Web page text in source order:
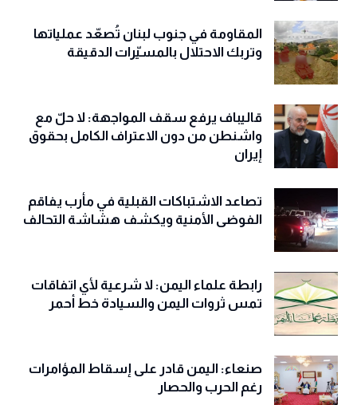
المقاومة في جنوب لبنان تُصعّد عملياتها
وتربك الاحتلال بالمسيّرات الدقيقة
قاليباف يرفع سقف المواجهة: لا حلّ مع
واشنطن من دون الاعتراف الكامل بحقوق
إيران
تصاعد الاشتباكات القبلية في مأرب يفاقم
الفوضى الأمنية ويكشف هشاشة التحالف
رابطة علماء اليمن: لا شرعية لأي اتفاقات
تمس ثروات اليمن والسيادة خط أحمر
صنعاء: اليمن قادر على إسقاط المؤامرات
رغم الحرب والحصار